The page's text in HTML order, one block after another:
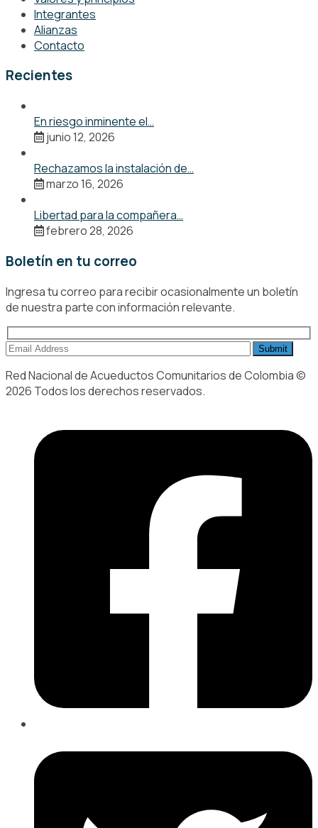
Integrantes
Alianzas
Contacto
Recientes
En riesgo inminente el…
junio 12, 2026
Rechazamos la instalación de…
marzo 16, 2026
Libertad para la compañera…
febrero 28, 2026
Boletín en tu correo
Ingresa tu correo para recibir ocasionalmente un boletín
de nuestra parte con información relevante.
Red Nacional de Acueductos Comunitarios de Colombia ©
2026 Todos los derechos reservados.